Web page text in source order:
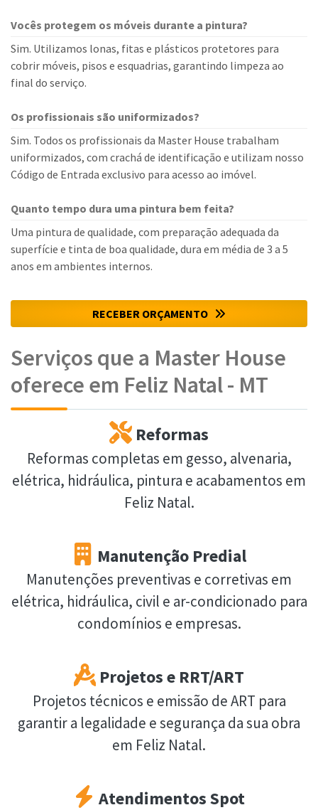
Vocês protegem os móveis durante a pintura?
Sim. Utilizamos lonas, fitas e plásticos protetores para
cobrir móveis, pisos e esquadrias, garantindo limpeza ao
final do serviço.
Os profissionais são uniformizados?
Sim. Todos os profissionais da Master House trabalham
uniformizados, com crachá de identificação e utilizam nosso
Código de Entrada exclusivo para acesso ao imóvel.
Quanto tempo dura uma pintura bem feita?
Uma pintura de qualidade, com preparação adequada da
superfície e tinta de boa qualidade, dura em média de 3 a 5
anos em ambientes internos.
RECEBER ORÇAMENTO
Serviços que a Master House
oferece em Feliz Natal - MT
Reformas
Reformas completas em gesso, alvenaria,
elétrica, hidráulica, pintura e acabamentos em
Feliz Natal.
Manutenção Predial
Manutenções preventivas e corretivas em
elétrica, hidráulica, civil e ar-condicionado para
condomínios e empresas.
Projetos e RRT/ART
Projetos técnicos e emissão de ART para
garantir a legalidade e segurança da sua obra
em Feliz Natal.
Atendimentos Spot